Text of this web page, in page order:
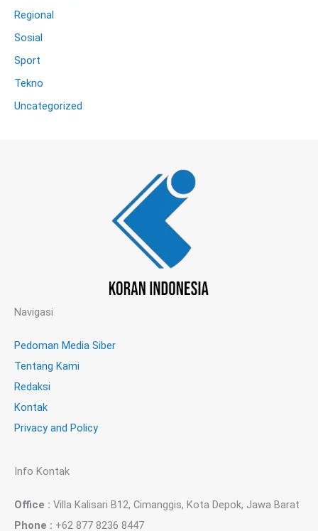
Regional
Sosial
Sport
Tekno
Uncategorized
Navigasi
Pedoman Media Siber
Tentang Kami
Redaksi
Kontak
Privacy and Policy
Info Kontak
Office : Villa Kalisari B12, Cimanggis, Kota Depok, Jawa Barat
Phone : +62 877 8236 8447